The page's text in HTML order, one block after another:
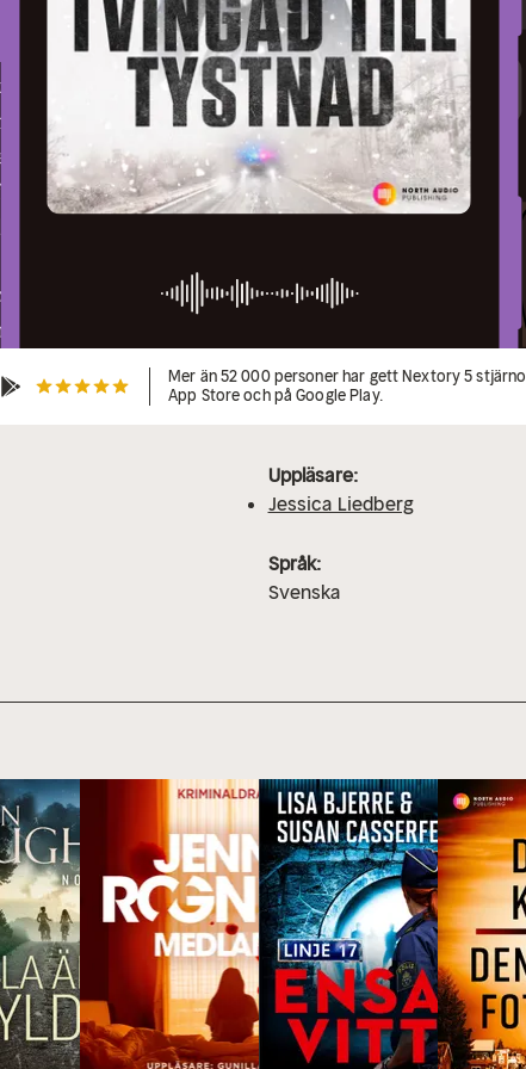
Mer än 52 000 personer har gett Nextory 5
App Store och på Google Play.
Uppläsare:
Jessica Liedberg
Språk:
Svenska